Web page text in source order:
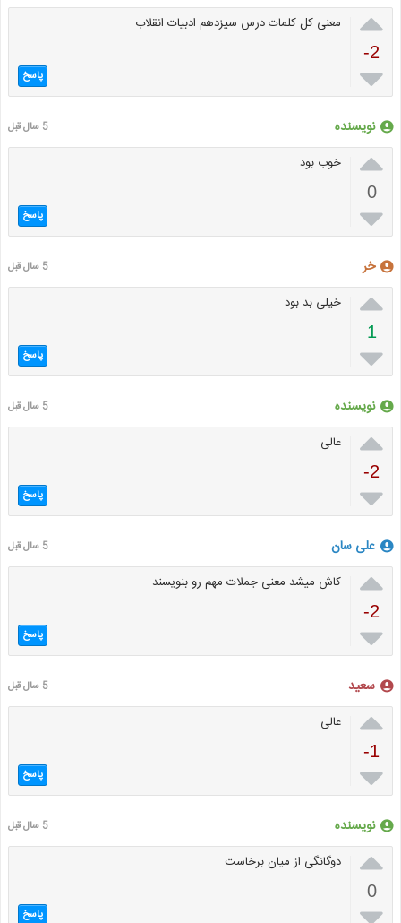

-2

معنی کل کلمات درس سیزدهم ادبیات انقلاب
پاسخ
نویسنده 5 سال قبل

0

خوب بود
پاسخ
خر 5 سال قبل

1

خیلی بد بود
پاسخ
نویسنده 5 سال قبل

-2

عالی
پاسخ
علی سان 5 سال قبل

-2

کاش میشد معنی جملات مهم رو بنویسند
پاسخ
سعید 5 سال قبل

-1

عالی
پاسخ
نویسنده 5 سال قبل

0
دوگانگی از میان برخاست
پاسخ